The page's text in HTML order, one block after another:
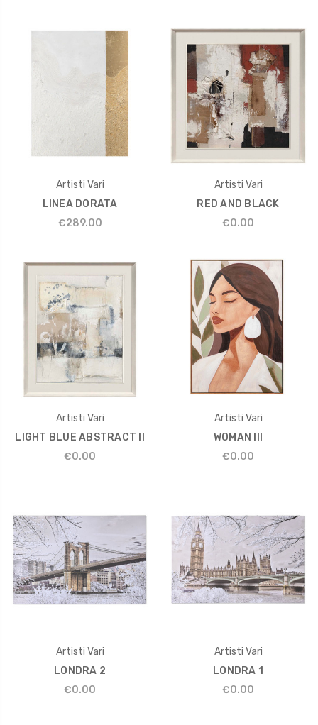
Artisti Vari
LINEA DORATA
€289.00
Artisti Vari
RED AND BLACK
€0.00
Artisti Vari
LIGHT BLUE ABSTRACT II
€0.00
Artisti Vari
WOMAN III
€0.00
Artisti Vari
LONDRA 2
€0.00
Artisti Vari
LONDRA 1
€0.00